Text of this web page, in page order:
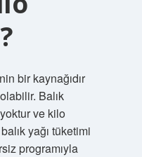
bir kaynağıdır
Balık
ve kilo
yağı tüketimi
programıyla